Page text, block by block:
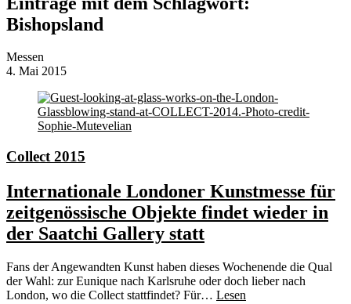
Bishopsland
Messen
4. Mai 2015
Collect 2015
Internationale Londoner Kunstmesse für
zeitgenössische Objekte findet wieder in
der Saatchi Gallery statt
Fans der Angewandten Kunst haben dieses Wochenende die Qual
der Wahl: zur Eunique nach Karlsruhe oder doch lieber nach
London, wo die Collect stattfindet? Für… Lesen